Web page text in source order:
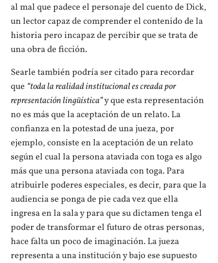
al mal que padece el personaje del cuento de Dick,
un lector capaz de comprender el contenido de la
historia pero incapaz de percibir que se trata de
una obra de ficción.
Searle también podría ser citado para recordar
que “toda la realidad institucional es creada por
representación lingüística”y que esta representación
no es más que la aceptación de un relato. La
confianza en la potestad de una jueza, por
ejemplo, consiste en la aceptación de un relato
según el cual la persona ataviada con toga es algo
más que una persona ataviada con toga. Para
atribuirle poderes especiales, es decir, para que la
audiencia se ponga de pie cada vez que ella
ingresa en la sala y para que su dictamen tenga el
poder de transformar el futuro de otras personas,
hace falta un poco de imaginación. La jueza
representa a una institución y bajo ese supuesto